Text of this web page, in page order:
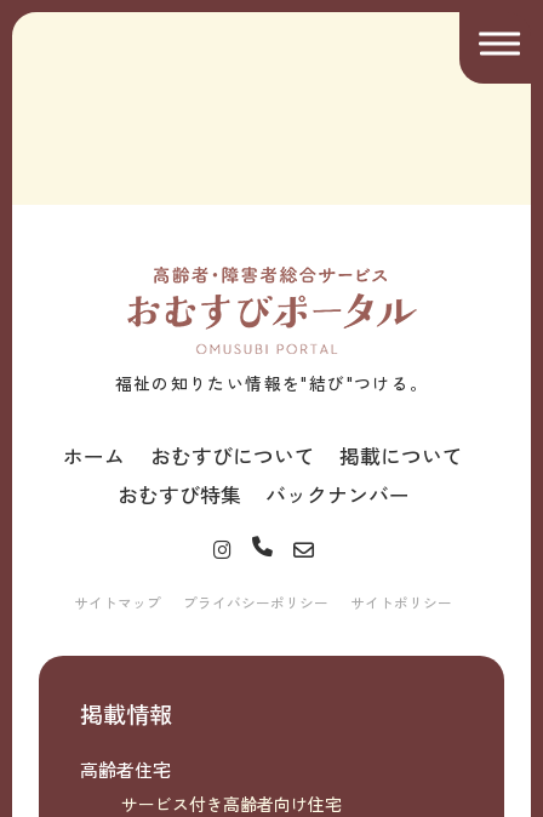
福祉の知りたい情報を"結び"つける。
ホーム おむすびについて
掲載について
おむすび特集
バックナンバー
サイトマップ プライバシーポリシー サイトポリシー
掲載情報
高齢者住宅
サービス付き高齢者向け住宅